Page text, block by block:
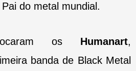
do metal mundial.
os Humanart,
banda de Black Metal